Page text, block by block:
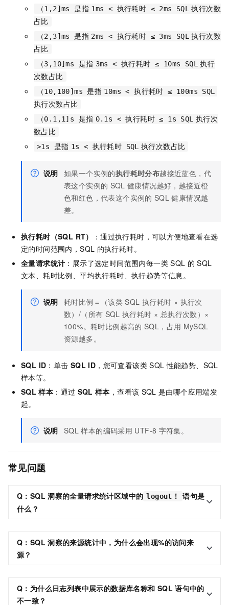
（1,2]ms 是指 1ms < 执行耗时 ≤ 2ms SQL 执行次数
占比
（2,3]ms 是指 2ms < 执行耗时 ≤ 3ms SQL 执行次数
占比
（3,10]ms 是指 3ms < 执行耗时 ≤ 10ms SQL 执行
次数占比
（10,100]ms 是指 10ms < 执行耗时 ≤ 100ms SQL
执行次数占比
（0.1,1]s 是指 0.1s < 执行耗时 ≤ 1s SQL
执行次
数占比
>1s 是指 1s < 执行耗时 SQL 执行次数占比
说明 如果一个实例的执行耗时分布越接近蓝色，代
表这个实例的 SQL 健康情况越好，越接近橙
色和红色，代表这个实例的 SQL 健康情况越
差。
执行耗时（SQL RT）
：通过执行耗时，可以方便地查看在选
定的时间范围内，SQL 的执行耗时。
全量请求统计 ：展示了选定时间范围内每一类 SQL 的 SQL
文本、耗时比例、平均执行耗时、执行趋势等信息。
说明 耗时比例＝（该类 SQL 执行耗时 × 执行次
数）/（所有 SQL 执行耗时 × 总执行次数）×
100%。耗时比例越高的 SQL，占用 MySQL
资源越多。
SQL ID ：单击 SQL ID ，您可查看该类 SQL 性能趋势、SQL
样本等。
SQL 样本 ：通过 SQL 样本 ，查看该 SQL 是由哪个应用端发
起。
说明 SQL 样本的编码采用 UTF-8 字符集。
常见问题
Q： SQL 洞察的全量请求统计区域中的 logout！
语句是
什么？
Q： SQL 洞察的来源统计中，为什么会出现%的访问来
源？
Q：为什么日志列表中展示的数据库名称和 SQL 语句中的
不一致？